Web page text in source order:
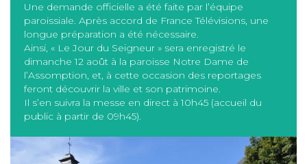
Une demande officielle a été faite par l’équipe
paroissiale. Après accord de France Télévisions, une
longue préparation a été nécessaire.
Ainsi, « Le Jour du Seigneur » sera enregistré le
dimanche 12 août à la paroisse Notre Dame de
l’Assomption, et, à cette occasion des reportages
feront découvrir la ville et ​son​ patrimoine.
Il s’en suivra la messe en direct à 10h45 (accueil du
public à partir de 09h45).